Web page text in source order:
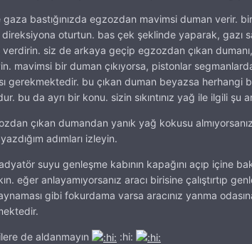
bastığınızda egzozdan mavimsi duman verir. bir
direksiyona oturtun. bas çek şeklinde yaparak, gazı
siz de arkaya geçip egzozdan çıkan
mavimsi bir duman çıkıyorsa, pistonlar
gerekmektedir. bu çıkan duman beyazsa herhangi
bu da ayrı bir konu. sizin sıkıntınız yağ ile ilgili şu
çıkan dumandan yanık yağ kokusu
adımları izleyin.
suyu genleşme kabının kapağını açıp içine
eğer anlayamıyorsanız aracı birisine çalıştırtıp
gibi fokurdama varsa aracınız yanma
de aldanmayın :hi: